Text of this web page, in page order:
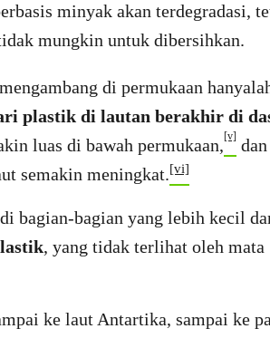
minyak akan terdegradasi,
mungkin untuk dibersihkan.
di permukaan
plastik di lautan berakhir di
luas di bawah permukaan,[v] dan
semakin meningkat.[vi]
bagian-bagian yang lebih kecil
, yang tidak terlihat oleh mata
ke laut Antartika, sampai ke